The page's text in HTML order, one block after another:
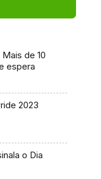
de 10
espera
2023
o Dia